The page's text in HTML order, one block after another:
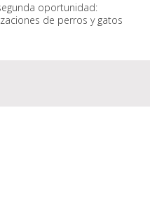
oportunidad:
de perros y gatos